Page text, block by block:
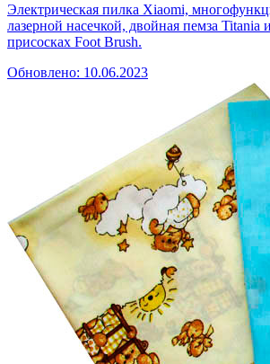
Электрическая пилка Xiaomi,
лазерной насечкой, двойная пемза Titania
присосках Foot Brush.
Обновлено: 10.06.2023